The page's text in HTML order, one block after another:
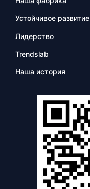
Устойчивое развитие
Лидерство
Trendslab
Наша история